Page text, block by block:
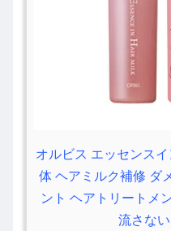
オルビス エッセンス
体 ヘアミルク補修 ダ
ント ヘアトリートメ
流さな